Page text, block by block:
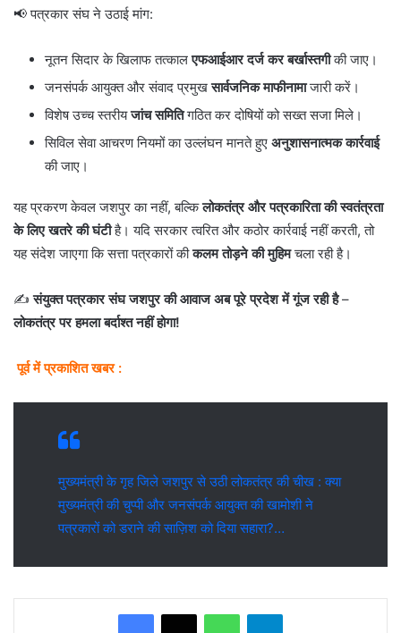
📢 पत्रकार संघ ने उठाई मांग:
नूतन सिदार के खिलाफ तत्कालएफआईआर दर्ज कर बर्खास्तगीकी जाए।
जनसंपर्क आयुक्त और संवाद प्रमुखसार्वजनिक माफीनामाजारी करें।
विशेष उच्च स्तरीयजांच समितिगठित कर दोषियों को सख्त सजा मिले।
सिविल सेवा आचरण नियमों का उल्लंघन मानते हुए अनुशासनात्मक कार्रवाई
की जाए।
यह प्रकरण केवल जशपुर का नहीं, बल्किलोकतंत्र और पत्रकारिता की स्वतंत्रता
के लिए खतरे की घंटीहै। यदि सरकार त्वरित और कठोर कार्रवाई नहीं करती, तो
यह संदेश जाएगा कि सत्ता पत्रकारों कीकलम तोड़ने की मुहिमचला रही है।
✍️संयुक्त पत्रकार संघ जशपुर की आवाज अब पूरे प्रदेश में गूंज रही है–
लोकतंत्र पर हमला बर्दाश्त नहीं होगा!
पूर्व में प्रकाशित खबर :
मुख्यमंत्री के गृह जिले जशपुर से उठी लोकतंत्र की चीख : क्या
मुख्यमंत्री की चुप्पी और जनसंपर्क आयुक्त की खामोशी ने
पत्रकारों को डराने की साज़िश को दिया सहारा?…
WhatsAppTelegram